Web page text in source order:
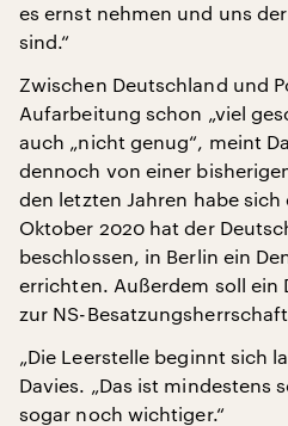
es ernst nehmen und uns
sind.“
Zwischen Deutschland und
Aufarbeitung schon „viel
auch „nicht genug“, meint
dennoch von einer
den letzten Jahren habe
Oktober 2020 hat der
beschlossen, in Berlin ein
errichten. Außerdem soll
zur NS-
„Die Leerstelle beginnt sich
Davies. „Das ist mindestens
sogar noch wichtiger.“